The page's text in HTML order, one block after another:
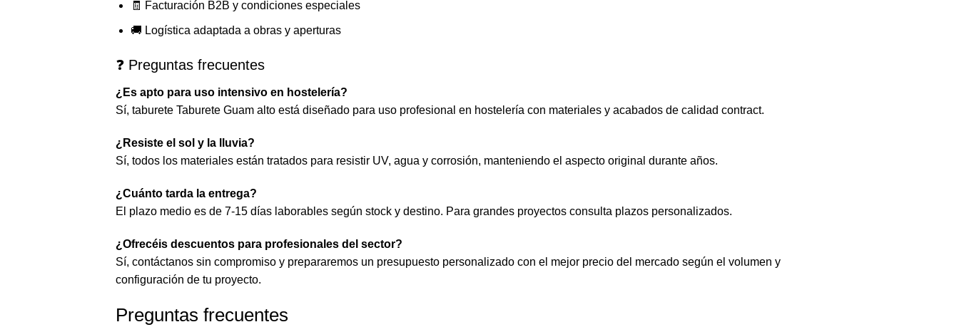
🧾 Facturación B2B y condiciones especiales
🚚 Logística adaptada a obras y aperturas
❓ Preguntas frecuentes
¿Es apto para uso intensivo en hostelería?
Sí, taburete Taburete Guam alto está diseñado para uso profesional en hostelería con materiales y acabados de calidad contract.
¿Resiste el sol y la lluvia?
Sí, todos los materiales están tratados para resistir UV, agua y corrosión, manteniendo el aspecto original durante años.
¿Cuánto tarda la entrega?
El plazo medio es de 7-15 días laborables según stock y destino. Para grandes proyectos consulta plazos personalizados.
¿Ofrecéis descuentos para profesionales del sector?
Sí, contáctanos sin compromiso y prepararemos un presupuesto personalizado con el mejor precio del mercado según el volumen y
configuración de tu proyecto.
Preguntas frecuentes